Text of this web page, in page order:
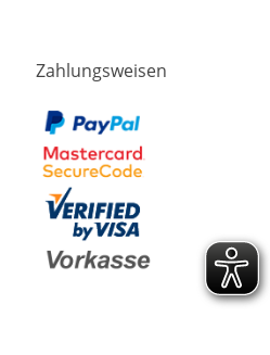
Zahlungsweisen